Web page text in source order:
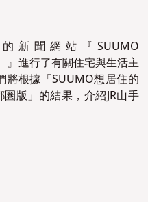
新聞網站『SUUMO
』進行了有關住宅與生活主
將根據「SUUMO想居住的
版」的結果，介紹JR山手